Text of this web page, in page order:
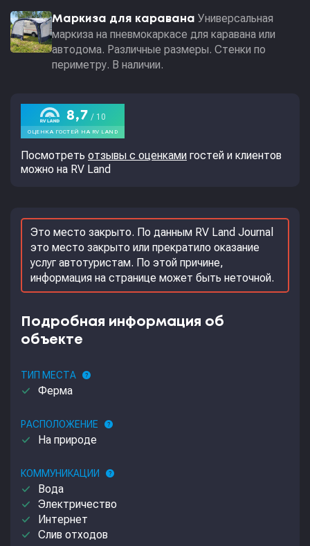
Маркиза для каравана Универсальная
маркиза на пневмокаркасе для каравана или
автодома. Различные размеры. Стенки по
периметру. В наличии.
Посмотреть отзывы с оценками гостей и клиентов
можно на RV Land
Это место закрыто. По данным RV Land Journal
это место закрыто или прекратило оказание
услуг автотуристам. По этой причине,
информация на странице может быть неточной.
Подробная информация об
объекте
ТИП МЕСТА help
done Ферма
РАСПОЛОЖЕНИЕ help
done На природе
КОММУНИКАЦИИ help
done Вода
done Электричество
done Интернет
done Слив отходов